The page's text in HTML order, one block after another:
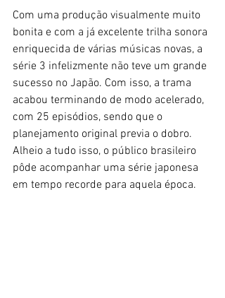
Com uma produção visualmente muito
bonita e com a já excelente trilha sonora
enriquecida de várias músicas novas, a
série 3 infelizmente não teve um grande
sucesso no Japão. Com isso, a trama
acabou terminando de modo acelerado,
com 25 episódios, sendo que o
planejamento original previa o dobro.
Alheio a tudo isso, o público brasileiro
pôde acompanhar uma série japonesa
em tempo recorde para aquela época.